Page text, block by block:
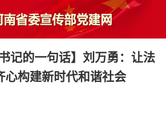
记的一句话】刘万勇：让法
心构建新时代和谐社会